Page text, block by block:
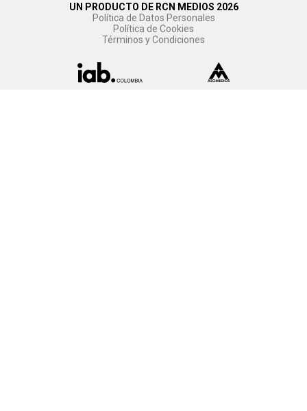
UN PRODUCTO DE RCN MEDIOS 2026
Política de Datos Personales
Política de Cookies
Términos y Condiciones